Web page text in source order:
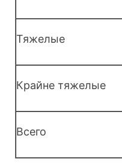
Тяжелые
Крайне тяжелые
Всего